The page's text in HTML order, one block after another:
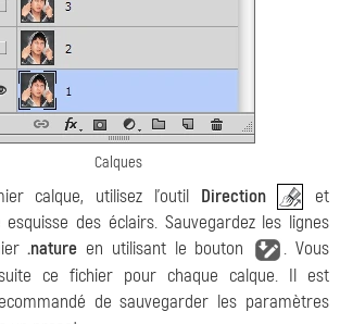
Calques
calque, utilisez l'outil Direction
et
esquisse des éclairs. Sauvegardez les lignes
.nature en utilisant le bouton
. Vous
ce fichier pour chaque calque. Il est
de sauvegarder les paramètres